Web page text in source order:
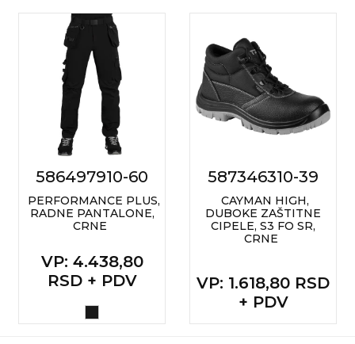
586497910-60
PERFORMANCE PLUS,
RADNE PANTALONE,
CRNE
VP: 4.438,80
RSD + PDV
587346310-39
CAYMAN HIGH,
DUBOKE ZAŠTITNE
CIPELE, S3 FO SR,
CRNE
VP: 1.618,80 RSD
+ PDV